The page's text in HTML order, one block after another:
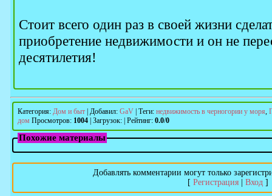
Стоит всего один раз в своей жизни
приобретение недвижимости и он не
десятилетия!
Категория: Дом и быт Добавил: GaV Теги: недвижимость в черногории у моря,
дом Просмотров: 1004 Загрузок: Рейтинг: 0.0/0
Похожие материалы
Добавлять комментарии могут только
[ Регистрация| Вход]